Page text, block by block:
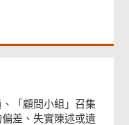
「顧問小組」召集
差、失實陳述或遺